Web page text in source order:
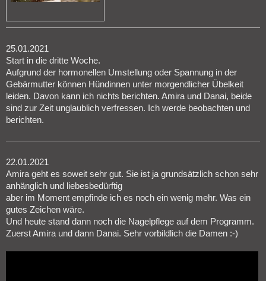
25.01.2021
Start in die dritte Woche.
Aufgrund der hormonellen Umstellung oder Spannung in der
Gebärmutter können Hündinnen unter morgendlicher Übelkeit
leiden. Davon kann ich nichts berichten. Amira und Danai, beide
sind zur Zeit unglaublich verfressen. Ich werde beobachten und
berichten.
22.01.2021
Amira geht es soweit sehr gut. Sie ist ja grundsätzlich schon sehr
anhänglich und liebesbedürftig
aber im Moment empfinde ich es noch ein wenig mehr. Was ein
gutes Zeichen wäre.
Und heute stand dann noch die Nagelpflege auf dem Programm.
Zuerst Amira und dann Danai. Sehr vorbildlich die Damen :-)